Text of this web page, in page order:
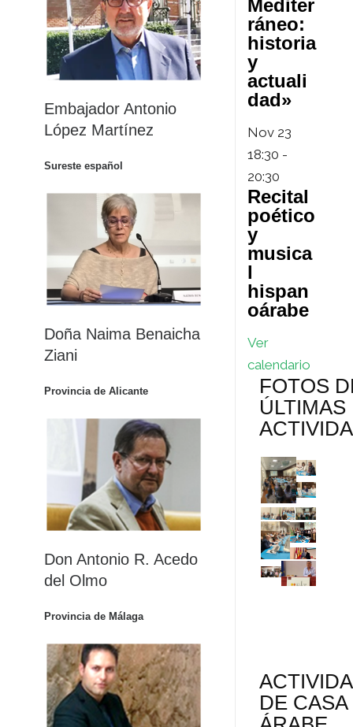
Embajador Antonio
López Martínez
Sureste español
Doña Naima Benaicha
Ziani
Provincia de Alicante
Don Antonio R. Acedo
del Olmo
Provincia de Málaga
Mediter
ráneo:
historia
y
actuali
dad»
Nov 23
18:30 -
20:30
Recital
poético
y
musica
l
hispan
oárabe
Ver
calendario
FOTOS
ÚLTIMAS
DE CASA